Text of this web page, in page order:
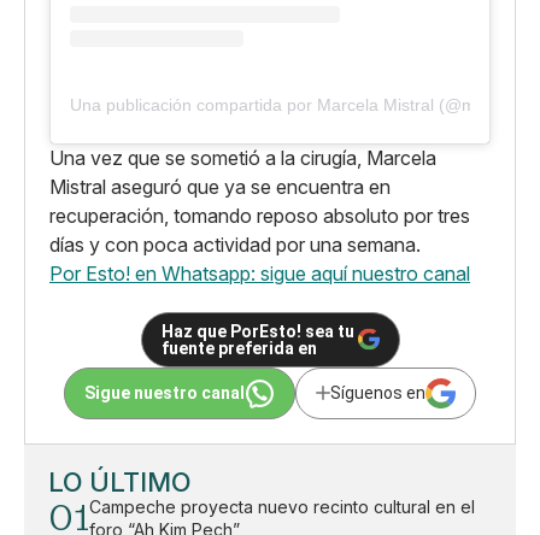
Una publicación compartida por Marcela Mistral
Una vez que se sometió a la cirugía, Marcela
Mistral aseguró que ya se encuentra en
recuperación, tomando reposo absoluto por tres
días y con poca actividad por una semana.
Por Esto! en Whatsapp: sigue aquí nuestro canal
Haz que PorEsto! sea tu
fuente preferida en
Sigue nuestro canal Síguenos en
LO ÚLTIMO
01Campeche proyecta nuevo recinto cultural en el
foro “Ah Kim Pech”